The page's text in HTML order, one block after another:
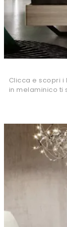
Clicca e scopri i
in melaminico ti